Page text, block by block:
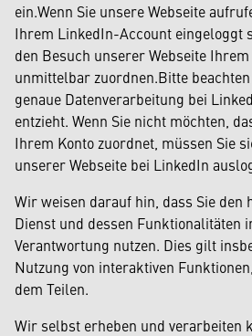
ein.Wenn Sie unsere Webseite
Ihrem LinkedIn-Account eingeloggt
den Besuch unserer Webseite
unmittelbar zuordnen.Bitte
genaue Datenverarbeitung bei
entzieht. Wenn Sie nicht möchten,
Ihrem Konto zuordnet, müssen Sie
unserer Webseite bei LinkedIn
Wir weisen darauf hin, dass Sie den
Dienst und dessen Funktionalitäten
Verantwortung nutzen. Dies gilt
Nutzung von interaktiven
dem Teilen.
Wir selbst erheben und verarbeiten